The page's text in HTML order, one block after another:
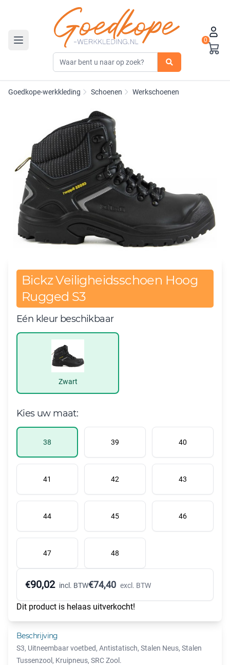
Toggle navigation
0
Goedkope-werkkleding Schoenen Werkschoenen
Bickz Veiligheidsschoen Hoog
Rugged S3
Eén kleur beschikbaar
Zwart
Kies uw maat:
38 39 40
41 42 43
44 45 46
47 48
€90,02 incl. BTW€74,40 excl. BTW
Dit product is helaas uitverkocht!
Beschrijving
S3, Uitneembaar voetbed, Antistatisch, Stalen Neus, Stalen
Tussenzool, Kruipneus, SRC Zool.